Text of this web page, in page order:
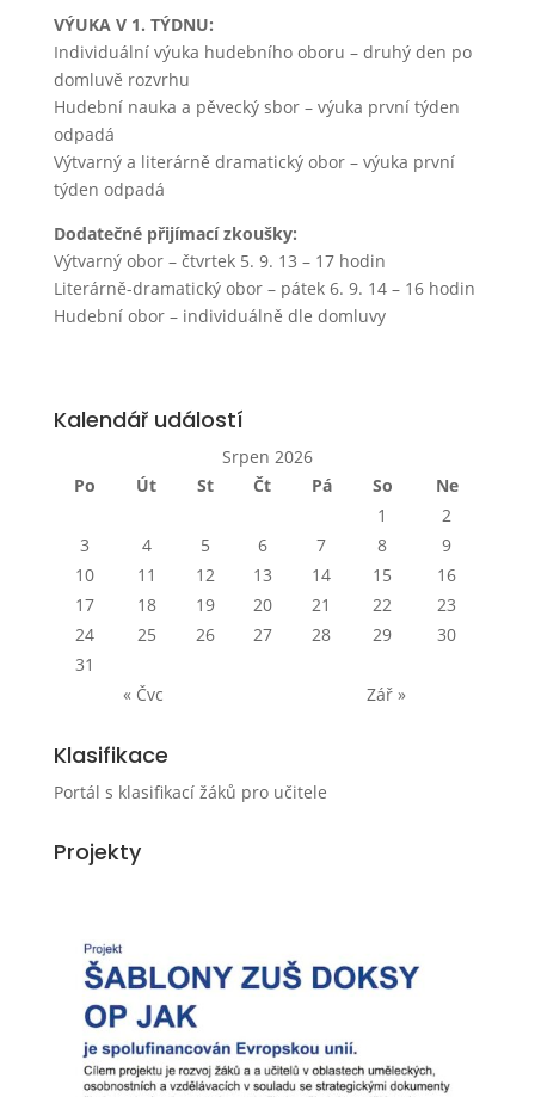
VÝUKA V 1. TÝDNU:
Individuální výuka hudebního oboru – druhý den po
domluvě rozvrhu
Hudební nauka a pěvecký sbor – výuka první týden
odpadá
Výtvarný a literárně dramatický obor – výuka první
týden odpadá
Dodatečné přijímací zkoušky:
Výtvarný obor – čtvrtek 5. 9. 13 – 17 hodin
Literárně-dramatický obor – pátek 6. 9. 14 – 16 hodin
Hudební obor – individuálně dle domluvy
Kalendář událostí
Srpen 2026
Po
Út St Čt Pá So
Ne
1
2
3
4 5 6 7 8
9
10
11 12 13 14 15
16
17
18 19 20 21 22
23
24
25 26 27 28 29
30
31
« Čvc
Zář »
Klasifikace
Portál s klasifikací žáků pro učitele
Projekty